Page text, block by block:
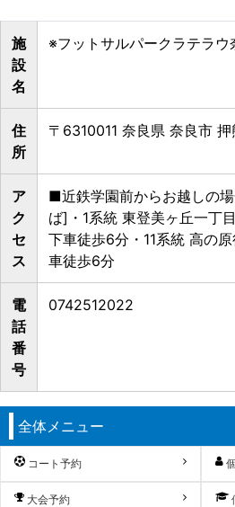
施
設
名
※フットサルパークラテラウ
住
所
〒6310011 奈良県 奈良市 押
ア
ク
セ
ス
■近鉄学園前からお越しの
ば]・1系統 東登美ヶ丘一丁
下車徒歩6分・11系統 高の
車徒歩6分
電
話
番
号
0742512022
全体メニュー
コート予約
大会予約